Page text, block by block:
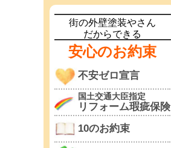
街の外壁塗装やさん
だからできる
安心のお約束
不安ゼロ宣言
国土交通大臣指定
リフォーム瑕疵保険
10のお約束